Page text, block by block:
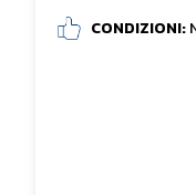
CONDIZIONI: